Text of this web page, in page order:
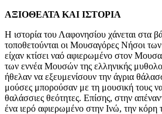
ΑΞΙΟΘΕΑΤΑ ΚΑΙ ΙΣΤΟΡΙΑ
Η ιστορία του Λαφονησίου χάνεται στα
τοποθετούνται οι Μουσαγόρες Νήσοι
είχαν κτίσει ναό αφιερωμένο στον
των εννέα Μουσών της ελληνικής
ήθελαν να εξευμενίσουν την άγρια
μούσες μπορούσαν με τη μουσική τους
θαλάσσιες θεότητες. Επίσης, στην
ένα ιερό αφιερωμένο στην Ινώ, την